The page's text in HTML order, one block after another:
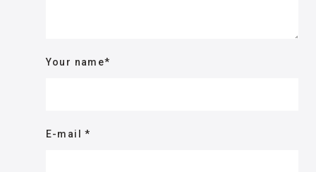
Your name*
E-mail*